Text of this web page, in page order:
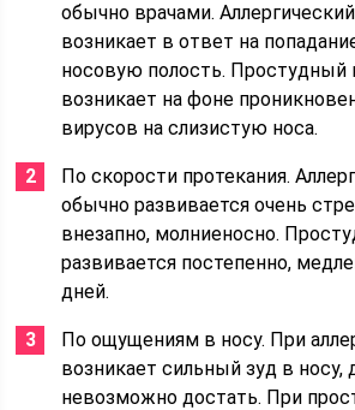
обычно врачами.
возникает в ответ на
носовую полость. Простудный
возникает на фоне
вирусов на слизистую носа.
По скорости протекания.
обычно развивается очень
внезапно, молниеносно.
развивается постепенно,
дней.
По ощущениям в носу. При
возникает сильный зуд в носу,
невозможно достать. При